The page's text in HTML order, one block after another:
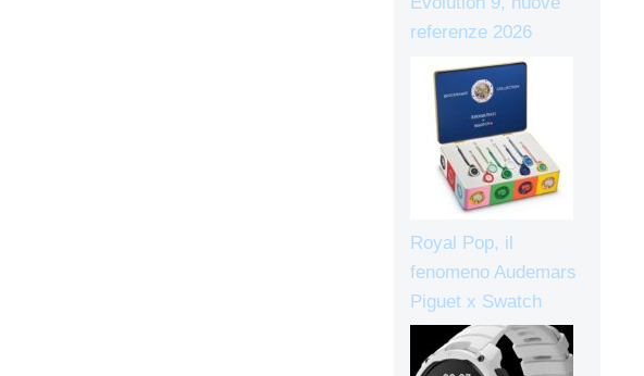
referenze 2026
Royal Pop, il
fenomeno Audemars
Piguet x Swatch